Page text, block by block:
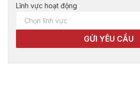
Lĩnh vực hoạt động